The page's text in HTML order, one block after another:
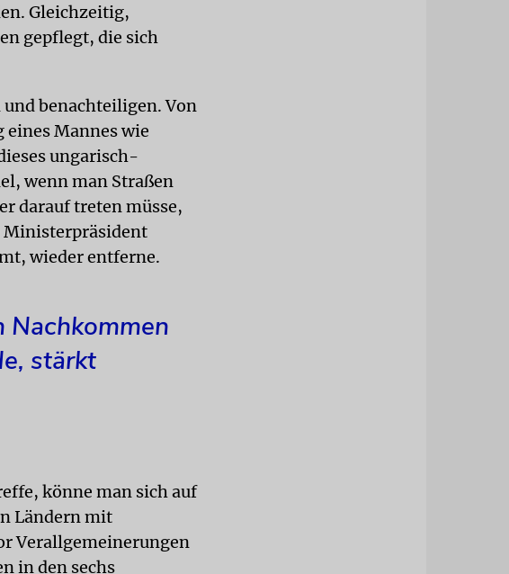
Gleichzeitig,
gepflegt, die sich
benachteiligen. Von
Mannes wie
ungarisch-
wenn man Straßen
darauf treten müsse,
Ministerpräsident
wieder entferne.
Nachkommen
stärkt
könne man sich auf
Ländern mit
Verallgemeinerungen
in den sechs